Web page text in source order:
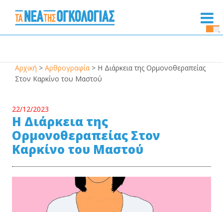
Αρχική > Αρθρογραφία > Η Διάρκεια της Ορμονοθεραπείας
Στον Καρκίνο του Μαστού
22/12/2023
Η Διάρκεια της
Ορμονοθεραπείας Στον
Καρκίνο του Μαστού